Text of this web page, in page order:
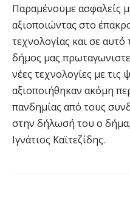
Παραμένουμε ασφαλείς
αξιοποιώντας στο
τεχνολογίας και σε αυτό
δήμος μας
νέες τεχνολογίες με
αξιοποιήθηκαν ακόμη
πανδημίας από τους
στην δήλωσή του ο
Ιγνάτιος Καϊτεζίδης.